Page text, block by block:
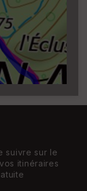
du niveau de
suivre sur le
itinéraires